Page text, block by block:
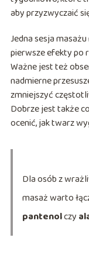
aby przyzwyczaić
Jedna sesja
pierwsze efekty po
Ważne jest też
nadmierne
zmniejszyć
Dobrze jest także
ocenić, jak twarz
Dla osób z
masaż warto
pantenolczy